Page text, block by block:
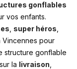
gonflables
vos enfants.
super héros
Vincennes pour
structure gonflable
la livraison